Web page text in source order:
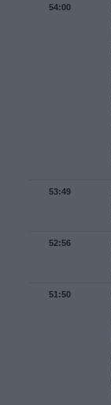
54:00
53:49
52:56
51:50